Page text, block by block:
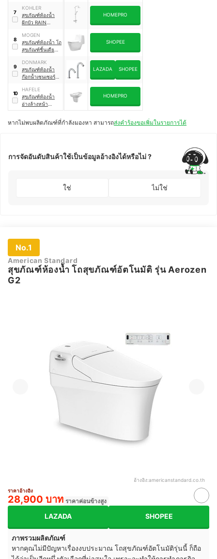
WK
7
KOHLER
สุขภัณฑ์ห้องน้ำ
ฝักบัว RAIN
32404T-7-CP
HOMEPRO
8
MOGEN
สุขภัณฑ์ห้องน้ำ โถ
สุขภัณฑ์ชิ้นเดียว
SHOPEE
9
DONMARK
สุขภัณฑ์ห้องน้ำ
ก๊อกน้ำเซนเซอร์
LAZADA SHOPEE
10
HAFELE
สุขภัณฑ์ห้องน้ำ
อ่างล้างหน้า
เซรามิคแบบแขวน
ผนังพร้อมขาลอย
HOMEPRO
หากไม่พบผลิตภัณฑ์ที่กำลังมองหา สามารถส่งคำร้องขอเพิ่มในรายการได้
การจัดอันดับสินค้าใช้เป็นข้อมูลอ้างอิงได้หรือไม่ ?
ใช่ ไม่ใช่
No.1
American Standard
สุขภัณฑ์ห้องน้ำ โถสุขภัณฑ์อัตโนมัติ รุ่น Aerozen
G2
อ้างอิง:americanstandard.co.th
ราคาอ้างอิง
28,900 บาท ราคาค่อนข้างสูง
LAZADA SHOPEE
ภาพรวมผลิตภัณฑ์
หากคุณไม่มีปัญหาเรื่องงบประมาณ โถสุขภัณฑ์อัตโนมัติรุ่นนี้ ก็ถือ